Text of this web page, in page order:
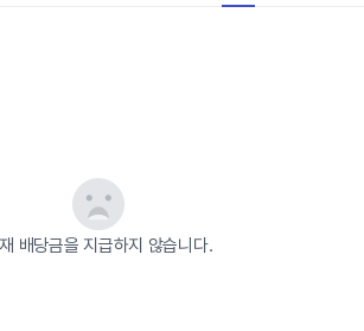
배당금을 지급하지 않습니다.